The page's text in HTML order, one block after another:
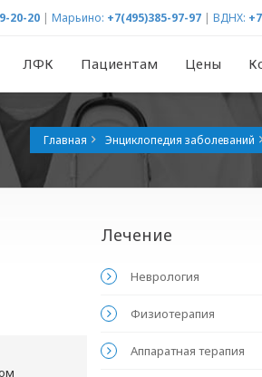
20-20 | Марьино: +7(495)385-97-97 | ВДНХ:
ЛФК Пациентам Цены
Главная Энциклопедия заболеваний
Лечение
Неврология
Физиотерапия
Аппаратная терапия